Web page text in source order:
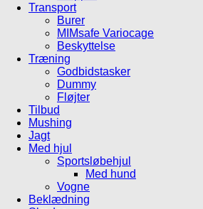
Transport
Burer
MIMsafe Variocage
Beskyttelse
Træning
Godbidstasker
Dummy
Fløjter
Tilbud
Mushing
Jagt
Med hjul
Sportsløbehjul
Med hund
Vogne
Beklædning